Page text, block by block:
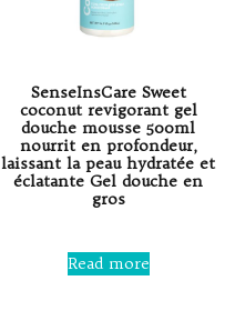
SenseInsCare Sweet
coconut revigorant gel
douche mousse 500ml
nourrit en profondeur,
laissant la peau hydratée et
éclatante Gel douche en
gros
0
out
Read more